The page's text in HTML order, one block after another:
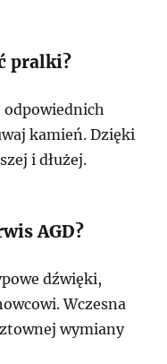
pralki?
odpowiednich
kamień. Dzięki
i dłużej.
AGD?
dźwięki,
Wczesna
wymiany